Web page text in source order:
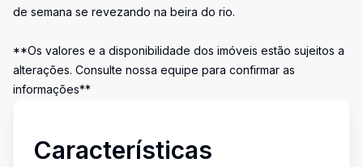
de semana se revezando na beira do rio.
**Os valores e a disponibilidade dos imóveis estão sujeitos a
alterações. Consulte nossa equipe para confirmar as
informações**
Características